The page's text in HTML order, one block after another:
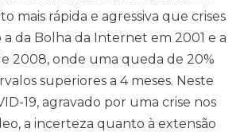
mais rápida e agressiva que crises
da Bolha da Internet em 2001 e a
2008, onde uma queda de 20%
superiores a 4 meses. Neste
19, agravado por uma crise nos
a incerteza quanto à extensão